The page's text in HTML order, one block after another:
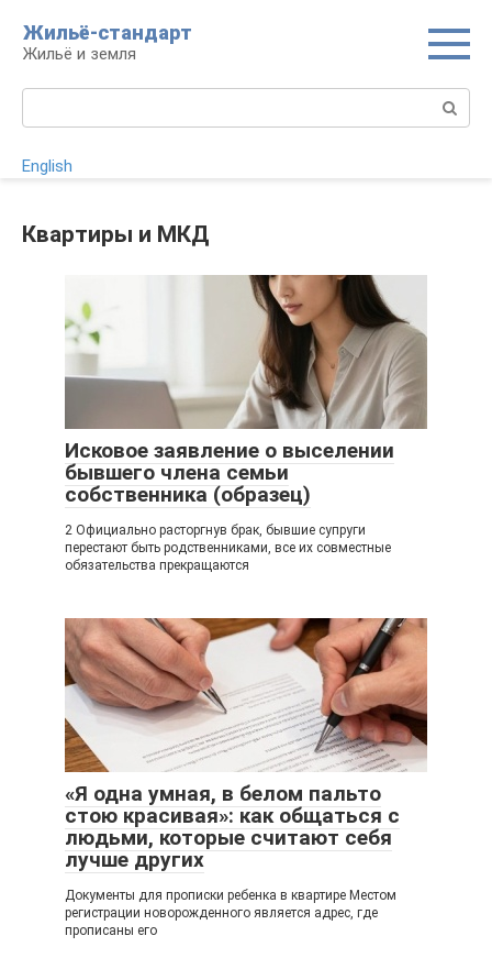
контенту
Жильё-стандарт
Жильё и земля
English
Квартиры и МКД
Исковое заявление о выселении
бывшего члена семьи
собственника (образец)
2 Официально расторгнув брак, бывшие супруги
перестают быть родственниками, все их совместные
обязательства прекращаются
«Я одна умная, в белом пальто
стою красивая»: как общаться с
людьми, которые считают себя
лучше других
Документы для прописки ребенка в квартире Местом
регистрации новорожденного является адрес, где
прописаны его